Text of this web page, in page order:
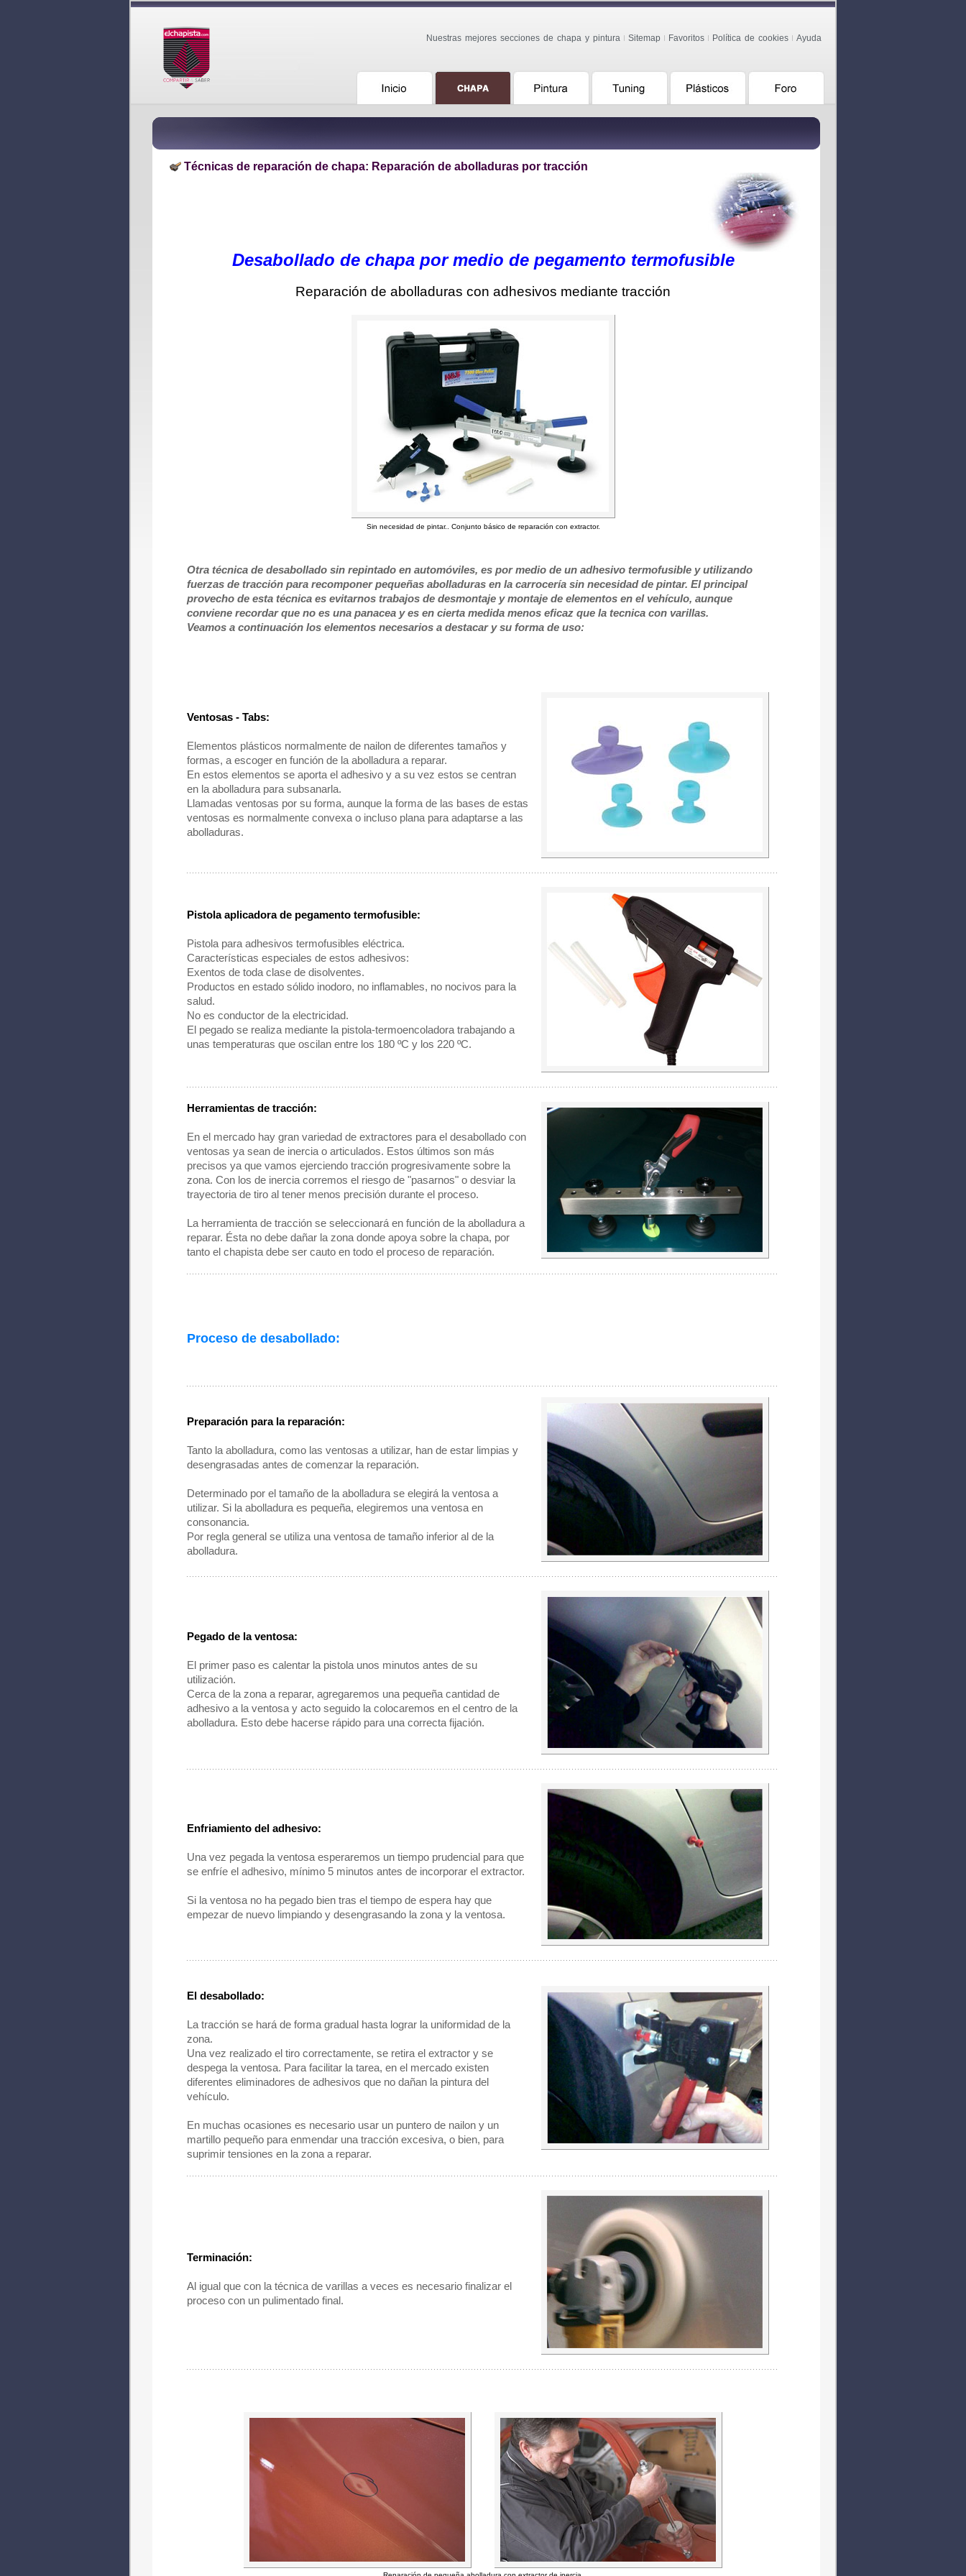
Nuestras mejores secciones de chapa y pintura Sitemap Favoritos Política de cookies Ayuda
Técnicas de reparación de chapa: Reparación de abolladuras por tracción
Desabollado de chapa por medio de pegamento termofusible
Reparación de abolladuras con adhesivos mediante tracción
Sin necesidad de pintar.. Conjunto básico de reparación con extractor.
Otra técnica de desabollado sin repintado en automóviles, es por medio de un adhesivo termofusible y utilizando
fuerzas de tracción para recomponer pequeñas abolladuras en la carrocería sin necesidad de pintar. El principal
provecho de esta técnica es evitarnos trabajos de desmontaje y montaje de elementos en el vehículo, aunque
conviene recordar que no es una panacea y es en cierta medida menos eficaz que la tecnica con varillas.
Veamos a continuación los elementos necesarios a destacar y su forma de uso:
Ventosas - Tabs:
Elementos plásticos normalmente de nailon de diferentes tamaños y
formas, a escoger en función de la abolladura a reparar.
En estos elementos se aporta el adhesivo y a su vez estos se centran
en la abolladura para subsanarla.
Llamadas ventosas por su forma, aunque la forma de las bases de estas
ventosas es normalmente convexa o incluso plana para adaptarse a las
abolladuras.
Pistola aplicadora de pegamento termofusible:
Pistola para adhesivos termofusibles eléctrica.
Características especiales de estos adhesivos:
Exentos de toda clase de disolventes.
Productos en estado sólido inodoro, no inflamables, no nocivos para la
salud.
No es conductor de la electricidad.
El pegado se realiza mediante la pistola-termoencoladora trabajando a
unas temperaturas que oscilan entre los 180 ºC y los 220 ºC.
Herramientas de tracción:
En el mercado hay gran variedad de extractores para el desabollado con
ventosas ya sean de inercia o articulados. Estos últimos son más
precisos ya que vamos ejerciendo tracción progresivamente sobre la
zona. Con los de inercia corremos el riesgo de "pasarnos" o desviar la
trayectoria de tiro al tener menos precisión durante el proceso.
La herramienta de tracción se seleccionará en función de la abolladura a
reparar. Ésta no debe dañar la zona donde apoya sobre la chapa, por
tanto el chapista debe ser cauto en todo el proceso de reparación.
Proceso de desabollado:
Preparación para la reparación:
Tanto la abolladura, como las ventosas a utilizar, han de estar limpias y
desengrasadas antes de comenzar la reparación.
Determinado por el tamaño de la abolladura se elegirá la ventosa a
utilizar. Si la abolladura es pequeña, elegiremos una ventosa en
consonancia.
Por regla general se utiliza una ventosa de tamaño inferior al de la
abolladura.
Pegado de la ventosa:
El primer paso es calentar la pistola unos minutos antes de su
utilización.
Cerca de la zona a reparar, agregaremos una pequeña cantidad de
adhesivo a la ventosa y acto seguido la colocaremos en el centro de la
abolladura. Esto debe hacerse rápido para una correcta fijación.
Enfriamiento del adhesivo:
Una vez pegada la ventosa esperaremos un tiempo prudencial para que
se enfríe el adhesivo, mínimo 5 minutos antes de incorporar el extractor.
Si la ventosa no ha pegado bien tras el tiempo de espera hay que
empezar de nuevo limpiando y desengrasando la zona y la ventosa.
El desabollado:
La tracción se hará de forma gradual hasta lograr la uniformidad de la
zona.
Una vez realizado el tiro correctamente, se retira el extractor y se
despega la ventosa. Para facilitar la tarea, en el mercado existen
diferentes eliminadores de adhesivos que no dañan la pintura del
vehículo.
En muchas ocasiones es necesario usar un puntero de nailon y un
martillo pequeño para enmendar una tracción excesiva, o bien, para
suprimir tensiones en la zona a reparar.
Terminación:
Al igual que con la técnica de varillas a veces es necesario finalizar el
proceso con un pulimentado final.